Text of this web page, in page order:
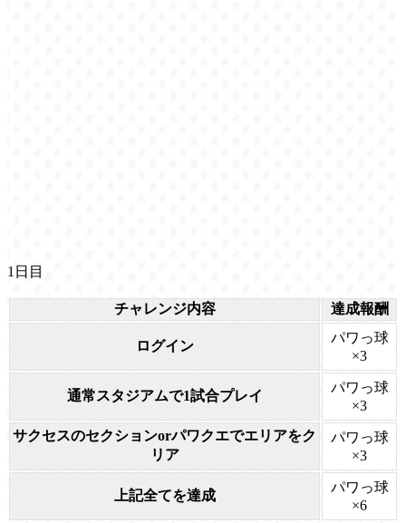
1日目
チャレンジ内容 達成報酬
ログイン
パワっ球
×3
通常スタジアムで1試合プレイ
パワっ球
×3
サクセスのセクションorパワクエでエリアをク
リア
パワっ球
×3
上記全てを達成
パワっ球
×6